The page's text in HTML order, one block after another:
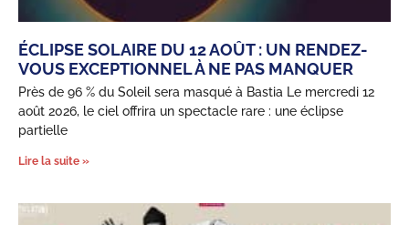
ÉCLIPSE SOLAIRE DU 12 AOÛT : UN RENDEZ-
VOUS EXCEPTIONNEL À NE PAS MANQUER
Près de 96 % du Soleil sera masqué à Bastia Le mercredi 12
août 2026, le ciel offrira un spectacle rare : une éclipse
partielle
Lire la suite »